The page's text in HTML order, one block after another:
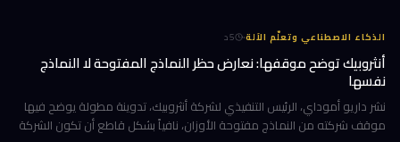
الذكاء الاصطناعي وتعلّم الآلة·
5د
أنثروبيك توضح موقفها: نعارض حظر النماذج المفتوحة لا النماذج
نفسها
نشر داريو أموداي، الرئيس التنفيذي لشركة أنثروبيك، تدوينة مطولة يوضح فيها
موقف شركته من النماذج مفتوحة الأوزان، نافياً بشكل قاطع أن تكون الشركة